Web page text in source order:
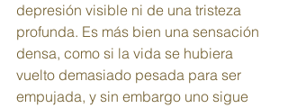
depresión visible ni de una tristeza
profunda. Es más bien una sensación
densa, como si la vida se hubiera
vuelto demasiado pesada para ser
empujada, y sin embargo uno sigue